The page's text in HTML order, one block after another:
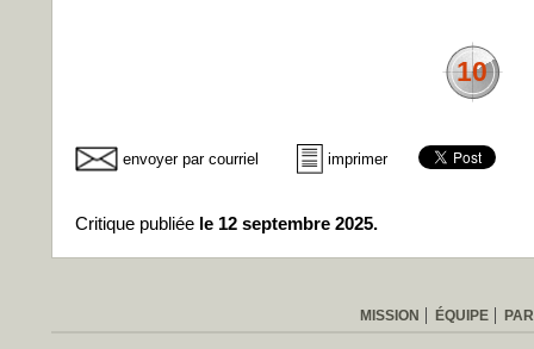
10
envoyer par courriel imprimer
Critique publiée le 12 septembre 2025.
MISSION ÉQUIPE